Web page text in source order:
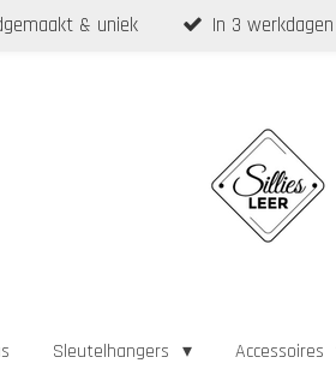
& uniek In 3
Sleutelhangers Accessoires